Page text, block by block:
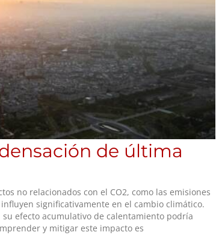
de última
no relacionados con el CO2, como las emisiones
significativamente en el cambio climático.
efecto acumulativo de calentamiento podría
y mitigar este impacto es